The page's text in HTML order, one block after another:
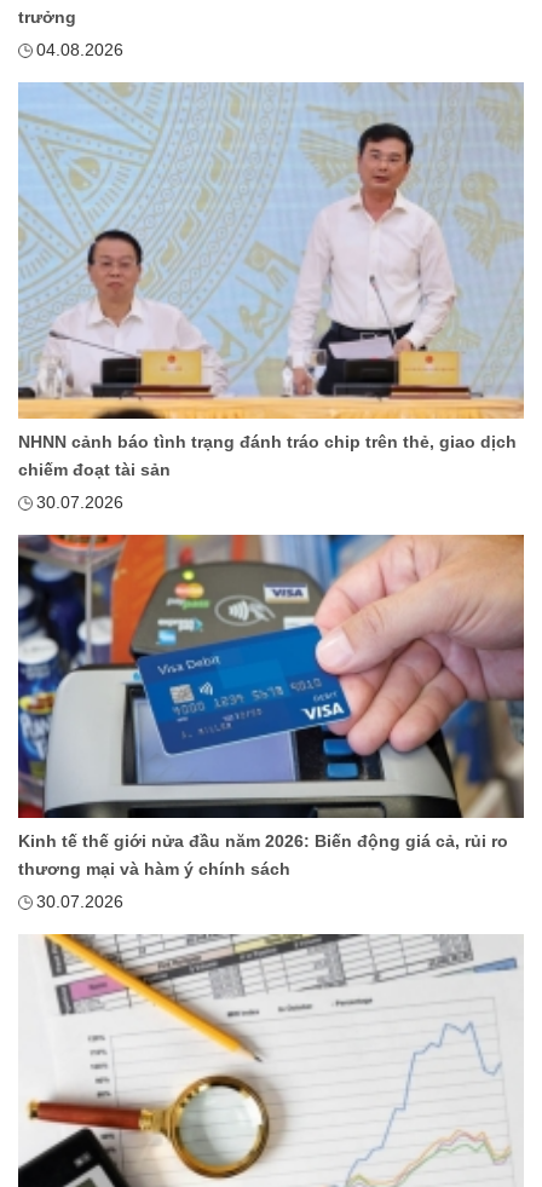
trưởng
04.08.2026
NHNN cảnh báo tình trạng đánh tráo chip trên thẻ, giao dịch
chiếm đoạt tài sản
30.07.2026
Kinh tế thế giới nửa đầu năm 2026: Biến động giá cả, rủi ro
thương mại và hàm ý chính sách
30.07.2026